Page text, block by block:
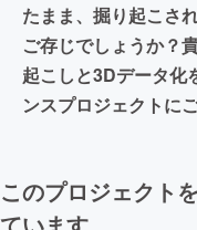
たまま、掘り起こさ
ご存じでしょうか？
起こしと3Dデータ化
ンスプロジェクトに
このプロジェクト